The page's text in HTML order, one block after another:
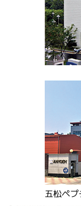
五松ペプ